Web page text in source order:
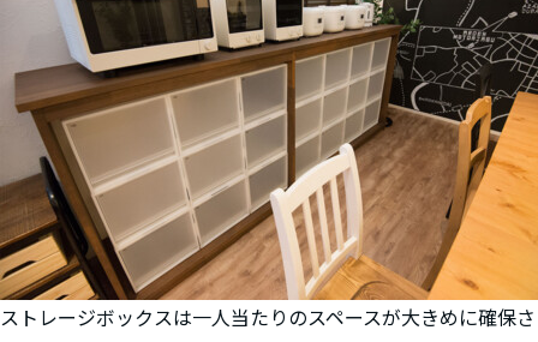
ストレージボックスは一人当たりのスペースが大きめに確保さ